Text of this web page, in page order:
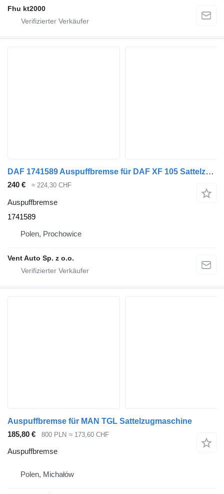
Fhu kt2000
DAF 1741589 Auspuffbremse für DAF XF 105 Sattelzugmaschine
240 € ≈ 224,30 CHF
Auspuffbremse
1741589
Polen, Prochowice
Vent Auto Sp. z o.o.
Auspuffbremse für MAN TGL Sattelzugmaschine
185,80 €
800 PLN ≈ 173,60 CHF
Auspuffbremse
Polen, Michałów